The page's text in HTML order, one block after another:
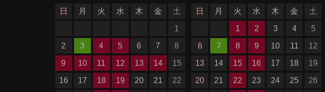
日
月 火 水 木 金
土
1
2
3 4 5 6 7
8
9
10 11 12 13 14
15
16
17 18 19 20 21
22
日
月 火 水 木 金
土
1
2 3 4
5
6
7 8 9 10 11
12
13
14 15 16 17 18
19
20
21 22 23 24 25
26